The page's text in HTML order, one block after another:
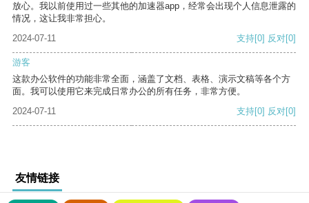
放心。我以前使用过一些其他的加速器app，经常会出现个人信息泄露的
情况，这让我非常担心。
2024-07-11
支持[0] 反对[0]
游客
这款办公软件的功能非常全面，涵盖了文档、表格、演示文稿等各个方
面。我可以使用它来完成日常办公的所有任务，非常方便。
2024-07-11
支持[0] 反对[0]
友情链接